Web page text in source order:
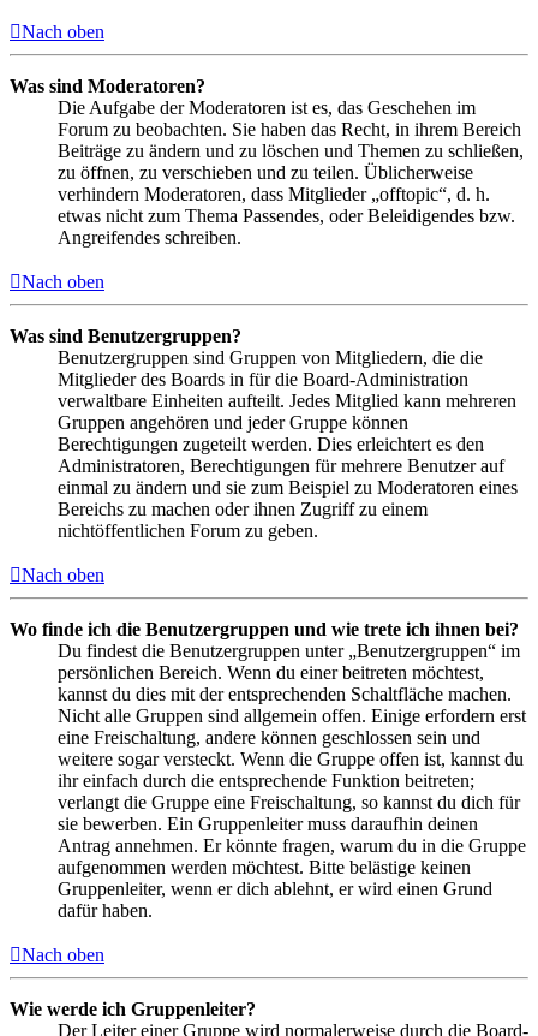
Nach oben
Was sind Moderatoren?
Die Aufgabe der Moderatoren ist es, das Geschehen im
Forum zu beobachten. Sie haben das Recht, in ihrem Bereich
Beiträge zu ändern und zu löschen und Themen zu schließen,
zu öffnen, zu verschieben und zu teilen. Üblicherweise
verhindern Moderatoren, dass Mitglieder „offtopic“, d. h.
etwas nicht zum Thema Passendes, oder Beleidigendes bzw.
Angreifendes schreiben.
Nach oben
Was sind Benutzergruppen?
Benutzergruppen sind Gruppen von Mitgliedern, die die
Mitglieder des Boards in für die Board-Administration
verwaltbare Einheiten aufteilt. Jedes Mitglied kann mehreren
Gruppen angehören und jeder Gruppe können
Berechtigungen zugeteilt werden. Dies erleichtert es den
Administratoren, Berechtigungen für mehrere Benutzer auf
einmal zu ändern und sie zum Beispiel zu Moderatoren eines
Bereichs zu machen oder ihnen Zugriff zu einem
nichtöffentlichen Forum zu geben.
Nach oben
Wo finde ich die Benutzergruppen und wie trete ich ihnen bei?
Du findest die Benutzergruppen unter „Benutzergruppen“ im
persönlichen Bereich. Wenn du einer beitreten möchtest,
kannst du dies mit der entsprechenden Schaltfläche machen.
Nicht alle Gruppen sind allgemein offen. Einige erfordern erst
eine Freischaltung, andere können geschlossen sein und
weitere sogar versteckt. Wenn die Gruppe offen ist, kannst du
ihr einfach durch die entsprechende Funktion beitreten;
verlangt die Gruppe eine Freischaltung, so kannst du dich für
sie bewerben. Ein Gruppenleiter muss daraufhin deinen
Antrag annehmen. Er könnte fragen, warum du in die Gruppe
aufgenommen werden möchtest. Bitte belästige keinen
Gruppenleiter, wenn er dich ablehnt, er wird einen Grund
dafür haben.
Nach oben
Wie werde ich Gruppenleiter?
Der Leiter einer Gruppe wird normalerweise durch die Board-